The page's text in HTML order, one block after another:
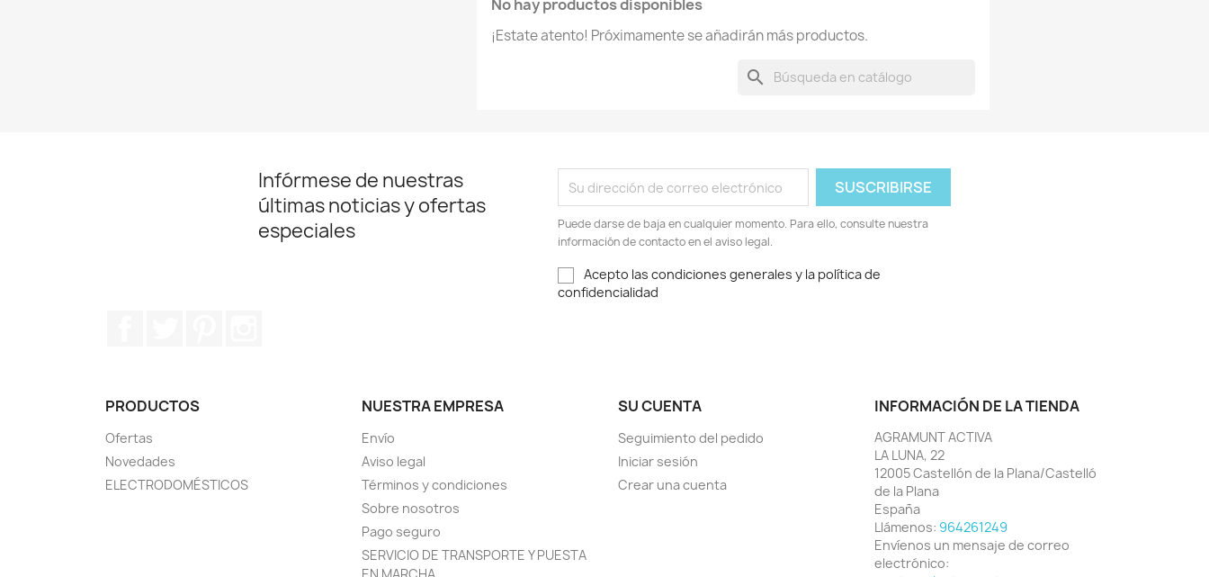
No hay productos disponibles
¡Estate atento! Próximamente se añadirán más productos.
search
Infórmese de nuestras
últimas noticias y ofertas
especiales
Puede darse de baja en cualquier momento. Para ello, consulte nuestra
información de contacto en el aviso legal.
Acepto las condiciones generales y la política de
confidencialidad
PRODUCTOS
Ofertas
Novedades
ELECTRODOMÉSTICOS
NUESTRA EMPRESA
Envío
Aviso legal
Términos y condiciones
Sobre nosotros
Pago seguro
SERVICIO DE TRANSPORTE Y PUESTA
SU CUENTA
Seguimiento del pedido
Iniciar sesión
Crear una cuenta
INFORMACIÓN DE LA TIENDA
AGRAMUNT ACTIVA
LA LUNA, 22
12005 Castellón de la Plana/Castelló
de la Plana
España
Llámenos: 964261249
Envíenos un mensaje de correo
electrónico: